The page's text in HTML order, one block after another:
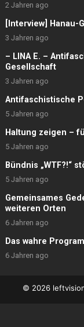
2 Jahren ago
[Interview]
3 Jahren ago
– LINA E. –
Gesellschaft
3 Jahren ago
Antifaschistische
5 Jahren ago
Haltung zeigen –
5 Jahren ago
Bündnis „WTF?!“
5 Jahren ago
Gemeinsames
weiteren Orten
6 Jahren ago
Das wahre
6 Jahren ago
© 2026